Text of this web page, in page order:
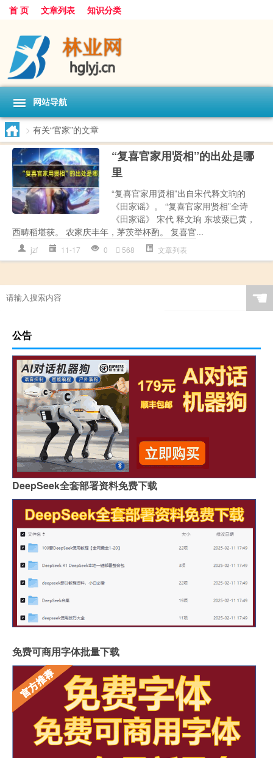
首 页 文章列表 知识分类
网站导航
> 有关“官家”的文章
“复喜官家用贤相”的出处是哪
里
“复喜官家用贤相”出自宋代释文珦的
《田家谣》。 “复喜官家用贤相”全诗
《田家谣》 宋代 释文珦 东坡粟已黄，
西畴稻堪获。 农家庆丰年，茅茨举杯酌。 复喜官...
jzf 11-17 0 568 文章列表
☚
公告
DeepSeek全套部署资料免费下载
免费可商用字体批量下载